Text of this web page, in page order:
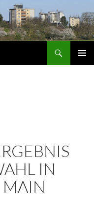
IN
MAIN